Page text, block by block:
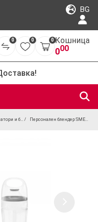
BG
0 0 0 Кошница
000
и блендери Персонален блендер SMEG PBF01CREU